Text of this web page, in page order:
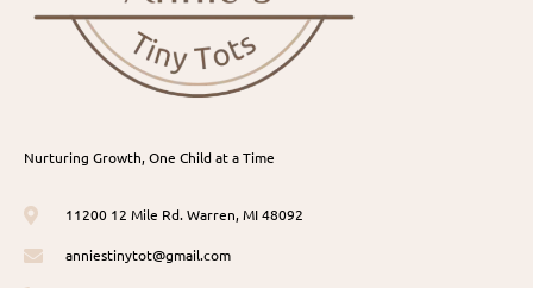
Nurturing Growth, One Child at a Time
11200 12 Mile Rd. Warren, MI 48092
anniestinytot@gmail.com